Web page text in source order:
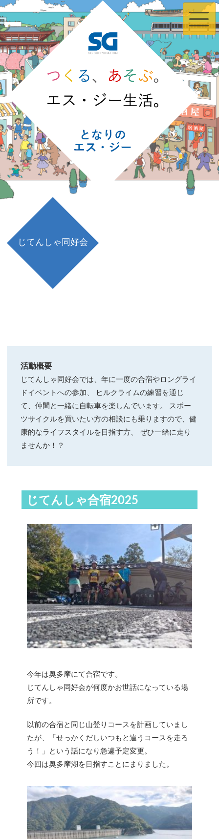
じてんしゃ同好会
活動概要
じてんしゃ同好会では、年に一度の合宿やロングライ
ドイベントへの参加、 ヒルクライムの練習を通じ
て、仲間と一緒に自転車を楽しんでいます。 スポー
ツサイクルを買いたい方の相談にも乗りますので、健
康的なライフスタイルを目指す方、 ぜひ一緒に走り
ませんか！？
じてんしゃ合宿2025
今年は奥多摩にて合宿です。
じてんしゃ同好会が何度かお世話になっている場
所です。
以前の合宿と同じ山登りコースを計画していまし
たが、「せっかくだしいつもと違うコースを走ろ
う！」という話になり急遽予定変更。
今回は奥多摩湖を目指すことにまりました。